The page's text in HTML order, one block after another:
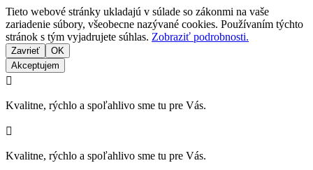
Tieto webové stránky ukladajú v súlade so zákonmi na vaše
zariadenie súbory, všeobecne nazývané cookies. Používaním týchto
stránok s tým vyjadrujete súhlas. Zobraziť podrobnosti.
Zavrieť
OK
Akceptujem

Kvalitne, rýchlo a spoľahlivo sme tu pre Vás.

Kvalitne, rýchlo a spoľahlivo sme tu pre Vás.